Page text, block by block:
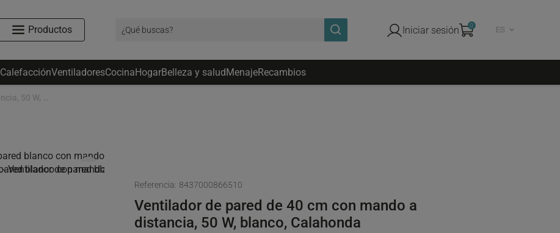
Productos Iniciar sesión 0 ES
CalefacciónVentiladoresCocinaHogarBelleza y saludMenajeRecambios
favorite_border
Referencia: 8437000866510
Ventilador de pared de 40 cm con mando a
distancia, 50 W, blanco, Calahonda